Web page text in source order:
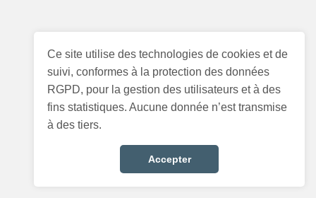
Ce site utilise des technologies de cookies et de
suivi, conformes à la protection des données
RGPD, pour la gestion des utilisateurs et à des
fins statistiques. Aucune donnée n’est transmise
à des tiers.
Accepter